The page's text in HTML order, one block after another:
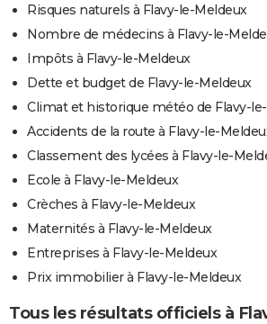
Risques naturels à Flavy-le-Meldeux
Nombre de médecins à Flavy-le-
Impôts à Flavy-le-Meldeux
Dette et budget de Flavy-le-Meldeux
Climat et historique météo de Flavy-
Accidents de la route à Flavy-le-
Classement des lycées à Flavy-le-
Ecole à Flavy-le-Meldeux
Crèches à Flavy-le-Meldeux
Maternités à Flavy-le-Meldeux
Entreprises à Flavy-le-Meldeux
Prix immobilier à Flavy-le-Meldeux
Tous les résultats officiels à